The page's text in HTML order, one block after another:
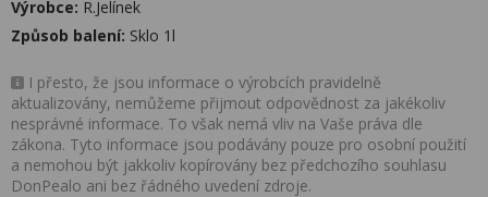
Výrobce: R.Jelínek
Způsob balení: Sklo 1l
I přesto, že jsou informace o výrobcích pravidelně
aktualizovány, nemůžeme přijmout odpovědnost za jakékoliv
nesprávné informace. To však nemá vliv na Vaše práva dle
zákona. Tyto informace jsou podávány pouze pro osobní použití
a nemohou být jakkoliv kopírovány bez předchozího souhlasu
DonPealo ani bez řádného uvedení zdroje.